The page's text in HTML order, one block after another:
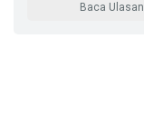
Baca Ulasan